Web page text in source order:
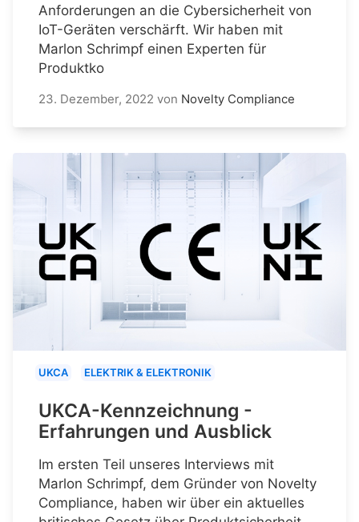
Anforderungen an die Cybersicherheit von
IoT-Geräten verschärft. Wir haben mit
Marlon Schrimpf einen Experten für
Produktko
23. Dezember, 2022 von Novelty Compliance
UKCA ELEKTRIK & ELEKTRONIK
UKCA-Kennzeichnung -
Erfahrungen und Ausblick
Im ersten Teil unseres Interviews mit
Marlon Schrimpf, dem Gründer von Novelty
Compliance, haben wir über ein aktuelles